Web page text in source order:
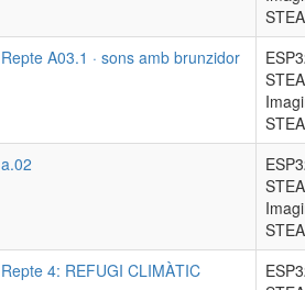
Repte A03.1 · sons amb brunzidor
a.02
Repte 4: REFUGI CLIMÀTIC